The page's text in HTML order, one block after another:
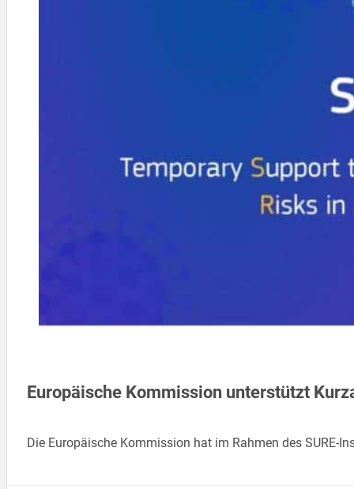
Europäische Kommission unterstützt
Die Europäische Kommission hat im Rahmen des SURE-